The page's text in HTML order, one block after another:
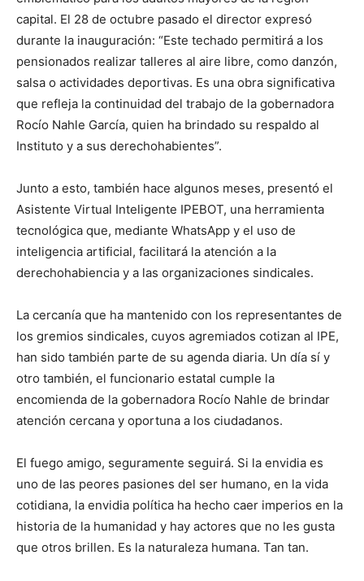
capital. El 28 de octubre pasado el director expresó
durante la inauguración: “Este techado permitirá a los
pensionados realizar talleres al aire libre, como danzón,
salsa o actividades deportivas. Es una obra significativa
que refleja la continuidad del trabajo de la gobernadora
Rocío Nahle García, quien ha brindado su respaldo al
Instituto y a sus derechohabientes”.
Junto a esto, también hace algunos meses, presentó el
Asistente Virtual Inteligente IPEBOT, una herramienta
tecnológica que, mediante WhatsApp y el uso de
inteligencia artificial, facilitará la atención a la
derechohabiencia y a las organizaciones sindicales.
La cercanía que ha mantenido con los representantes de
los gremios sindicales, cuyos agremiados cotizan al IPE,
han sido también parte de su agenda diaria. Un día sí y
otro también, el funcionario estatal cumple la
encomienda de la gobernadora Rocío Nahle de brindar
atención cercana y oportuna a los ciudadanos.
El fuego amigo, seguramente seguirá. Si la envidia es
uno de las peores pasiones del ser humano, en la vida
cotidiana, la envidia política ha hecho caer imperios en la
historia de la humanidad y hay actores que no les gusta
que otros brillen. Es la naturaleza humana. Tan tan.